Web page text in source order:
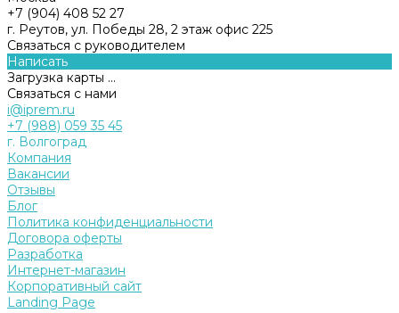
+7 (904) 408 52 27
г. Реутов, ул. Победы 28, 2 этаж офис 225
Связаться с руководителем
Написать
Загрузка карты ...
Связаться с нами
i@iprem.ru
+7 (988) 059 35 45
г. Волгоград
Компания
Вакансии
Отзывы
Блог
Политика конфиденциальности
Договора оферты
Разработка
Интернет-магазин
Корпоративный сайт
Landing Page